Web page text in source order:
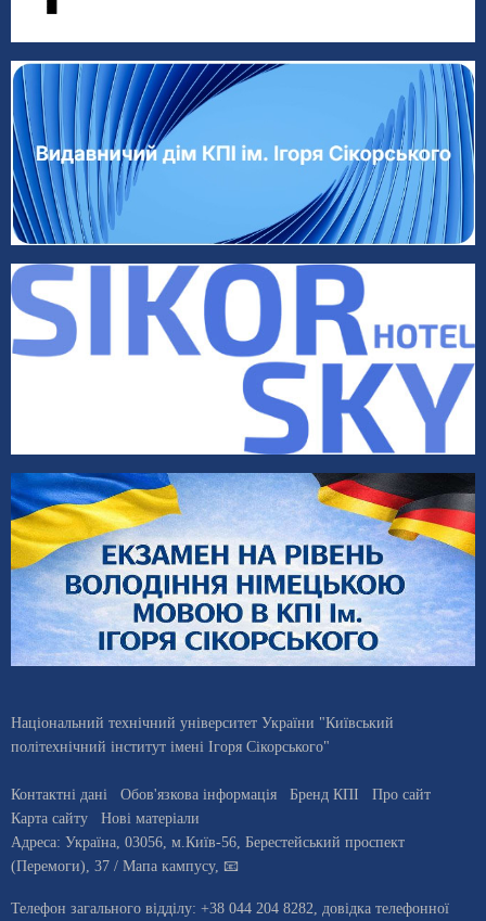
Національний технічний університет України "Київський
політехнічний інститут імені Ігоря Сікорського"
Контактні дані Обов'язкова інформація Бренд КПІ
Про сайт
Карта сайту
Нові матеріали
Адреса: Україна, 03056, м.Київ-56, Берестейський проспект
(Перемоги), 37 / Мапа кампусу, 📧
Телефон загального відділу: +38 044 204 8282 , довiдка телефонної